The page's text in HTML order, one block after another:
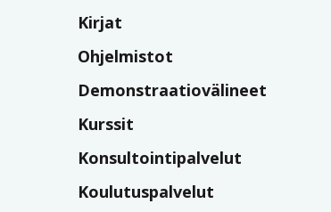
Kirjat
Ohjelmistot
Demonstraatiovälineet
Kurssit
Konsultointipalvelut
Koulutuspalvelut